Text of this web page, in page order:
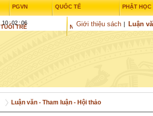
PGVN QUỐC TẾ PHẬT HỌC
TUỔI TRẺ NGHIÊN CỨU
Giới thiệu sách Luận
10:02 : 06
Luận văn - Tham luận - Hội thảo